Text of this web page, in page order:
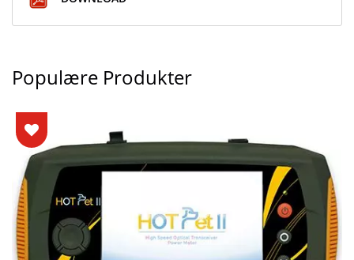
Populære Produkter